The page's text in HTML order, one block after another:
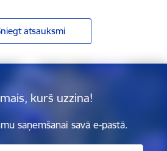
atsauksmi
kurš uzzina!
saņemšanai savā e-pastā.